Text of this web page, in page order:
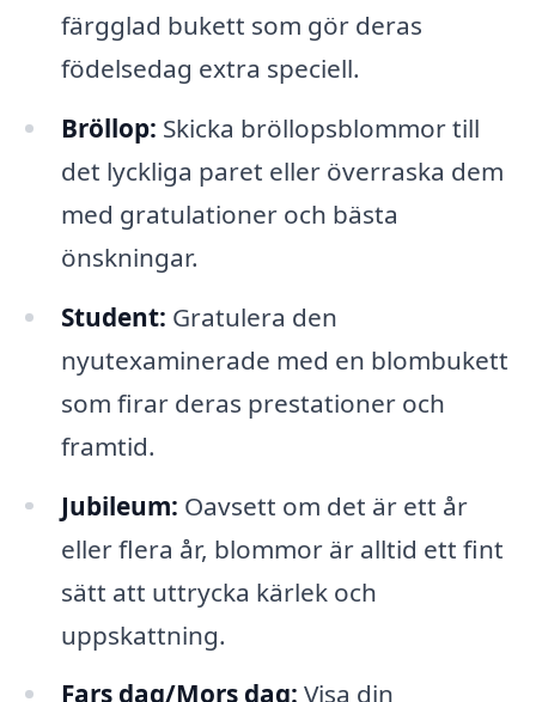
färgglad bukett som gör deras
födelsedag extra speciell.
Bröllop: Skicka bröllopsblommor till
det lyckliga paret eller överraska dem
med gratulationer och bästa
önskningar.
Student: Gratulera den
nyutexaminerade med en blombukett
som firar deras prestationer och
framtid.
Jubileum: Oavsett om det är ett år
eller flera år, blommor är alltid ett fint
sätt att uttrycka kärlek och
uppskattning.
Fars dag/Mors dag: Visa din